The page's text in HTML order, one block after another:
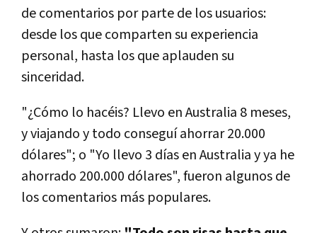
de comentarios por parte de los usuarios:
desde los que comparten su experiencia
personal, hasta los que aplauden su
sinceridad.
"¿Cómo lo hacéis? Llevo en Australia 8 meses,
y viajando y todo conseguí ahorrar 20.000
dólares"; o "Yo llevo 3 días en Australia y ya he
ahorrado 200.000 dólares", fueron algunos de
los comentarios más populares.